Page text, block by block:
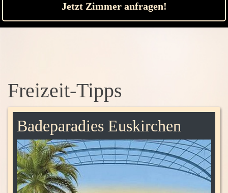
Jetzt Zimmer anfragen!
Freizeit-Tipps
Burg Satzvey